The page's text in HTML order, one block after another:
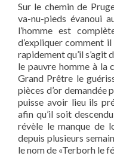
Sur le chemin de
va-nu-pieds évanoui
l’homme est
d’expliquer comment
rapidement qu’il s’agit
le pauvre homme à la
Grand Prêtre le
pièces d’or demandée
puisse avoir lieu ils
afin qu’il soit
révèle le manque de
depuis plusieurs
le nom de «Terborh le